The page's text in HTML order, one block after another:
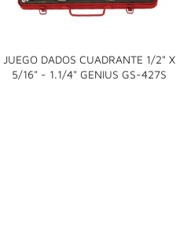
JUEGO DADOS CUADRANTE 1/2" X
5/16" - 1.1/4" GENIUS GS-427S
